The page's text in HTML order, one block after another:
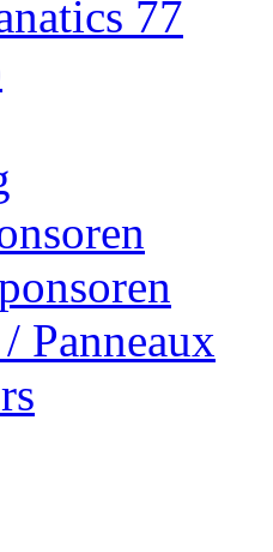
77
Panneaux